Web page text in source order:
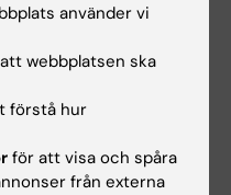
använder vi
webbplatsen ska
förstå hur
för att visa och spåra
från externa